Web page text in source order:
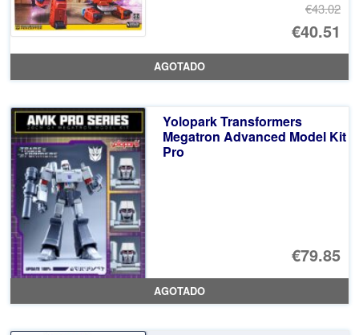
€43.02
€40.51
El
AGOTADO
Yolopark Transformers
Megatron Advanced Model Kit
Pro
€79.85
AGOTADO